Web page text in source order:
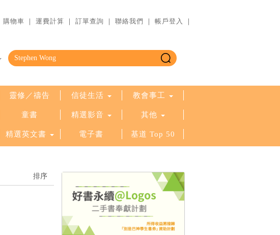
購物車 ｜ 運費計算 ｜ 訂單查詢 ｜ 聯絡我們 ｜ 帳戶登入 ｜
靈修／禱告 信徒生活 教會事工
童書 精選影音 其他
精選英文書 電子書 基道 Top 50